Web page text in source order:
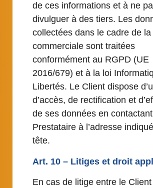
de ces informations et à ne
divulguer à des tiers. Les
collectées dans le cadre de la
commerciale sont traitées
conformément au RGPD (UE
2016/679) et à la loi
Libertés. Le Client dispose
d’accès, de rectification et
de ses données en
Prestataire à l’adresse
tête.
Art. 10 – Litiges et droit
En cas de litige entre le